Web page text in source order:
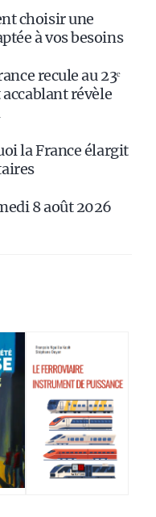
choisir une
à vos besoins
recule au 23ᵉ
révèle
la France élargit
8 août 2026